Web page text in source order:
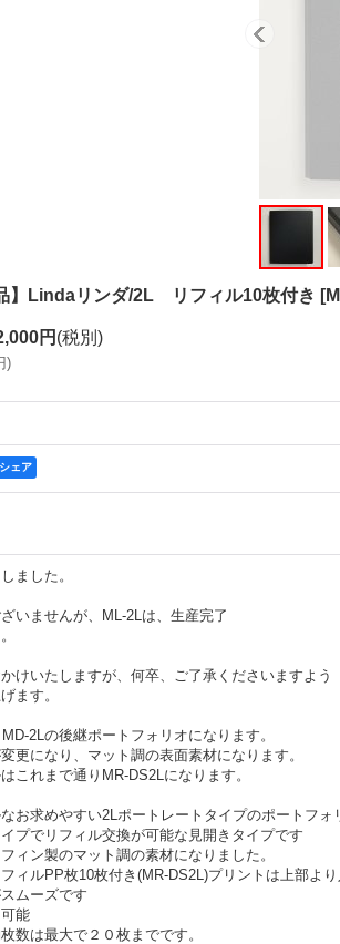
】Lindaリンダ/2L リフィル10枚付き [
円 (税別)
)
ェア
ました。
いませんが、ML-2Lは、生産完了
けいたしますが、何卒、ご了承くださいますよう
ます。
2Lの後継ポートフォリオになります。
更になり、マット調の表面素材になります。
これまで通りMR-DS2Lになります。
お求めやすい2Lポートレートタイプのポートフォ
プでリフィル交換が可能な見開きタイプです
ィン製のマット調の素材になりました。
ィルPP枚10枚付き(MR-DS2L)プリントは上部より
ムーズです
能
数は最大で２０枚までです。